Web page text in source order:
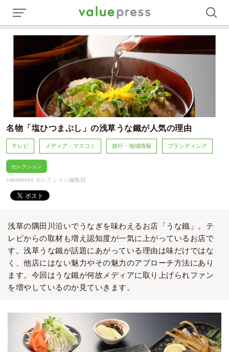
名物「塩ひつまぶし」の浅草うな鐵が人気の理由
テレビ メディア・マスコミ 旅行・地域情報 ブランディング
セレクション
valuepress セレクション編集部
浅草の隅田川沿いでうなぎを味わえるお店「うな鐵」。テ
レビからの取材も増え認知度が一気に上がっているお店で
す。浅草うな鐵が話題にあがっている理由は味だけではな
く、他店にはない魅力やその魅力のアプローチ方法にあり
ます。今回はうな鐵が何故メディアに取り上げられファン
を増やしているのか見ていきます。